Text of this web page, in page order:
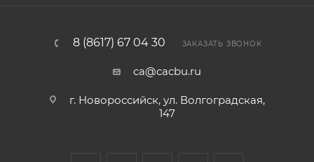
8 (8617) 67 04 30 ЗАКАЗАТЬ ЗВОНОК
ca@cacbu.ru
г. Новороссийск, ул. Волгоградская,
147